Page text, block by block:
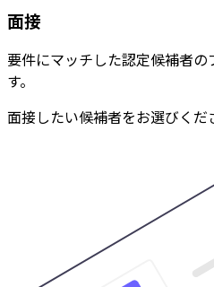
面接
要件にマッチした認定候補者
す。
面接したい候補者をお選びくだ